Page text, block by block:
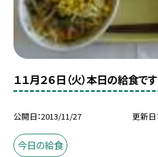
１１月２６日（火）本日の給食です
公開日 2013/11/27 更新日
今日の給食